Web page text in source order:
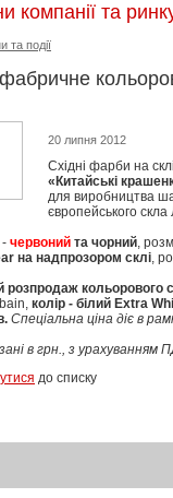
компанії та
та події
20 липня 2012
Східні фарби на
«Китайські
для виробництва
європейського скла
- червоний та чорний,
на надпрозором склі,
розпродаж
колір - білий Extra
Спеціальна ціна діє в
в грн., з
до списку